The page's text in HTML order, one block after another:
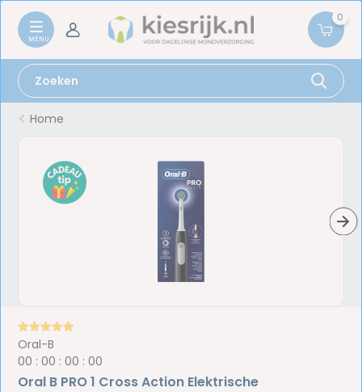
0
Home
Oral-B
00 :00 :00 :00
Oral B PRO 1 Cross Action Elektrische